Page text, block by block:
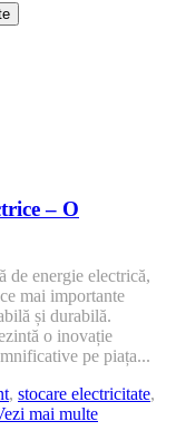
– O
de energie electrică,
mai importante
și durabilă.
o inovație
pe piața...
, stocare electricitate,
mai multe